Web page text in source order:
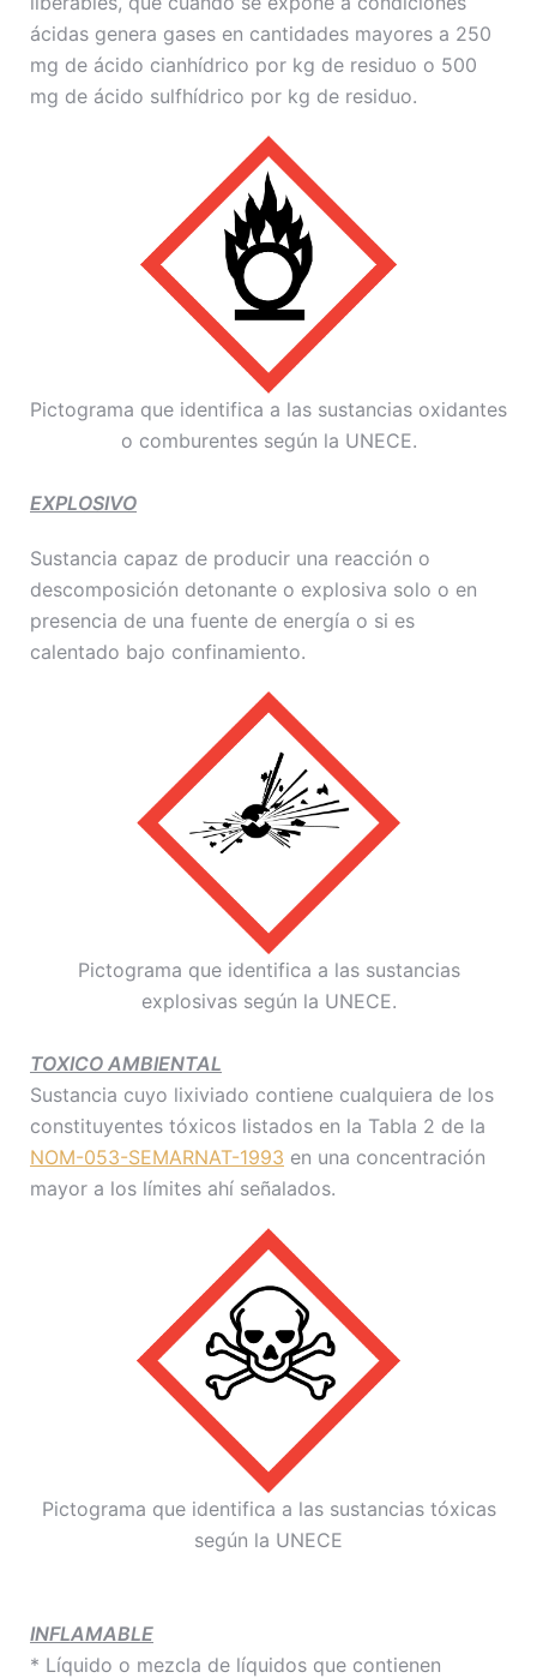
ácidas genera gases en cantidades mayores a 250
mg de ácido cianhídrico por kg de residuo o 500
mg de ácido sulfhídrico por kg de residuo.
Pictograma que identifica a las sustancias oxidantes
o comburentes según la UNECE.
EXPLOSIVO
Sustancia capaz de producir una reacción o
descomposición detonante o explosiva solo o en
presencia de una fuente de energía o si es
calentado bajo confinamiento.
Pictograma que identifica a las sustancias
explosivas según la UNECE.
TOXICO AMBIENTAL
Sustancia cuyo lixiviado contiene cualquiera de los
constituyentes tóxicos listados en la Tabla 2 de la
NOM-053-SEMARNAT-1993 en una concentración
mayor a los límites ahí señalados.
Pictograma que identifica a las sustancias tóxicas
según la UNECE
INFLAMABLE
* Líquido o mezcla de líquidos que contienen